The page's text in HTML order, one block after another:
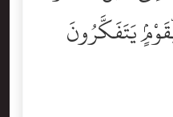
يَتَفَكَّرُونَ